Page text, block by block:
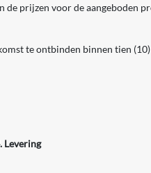
de prijzen voor de aangeboden
te ontbinden binnen tien
Levering